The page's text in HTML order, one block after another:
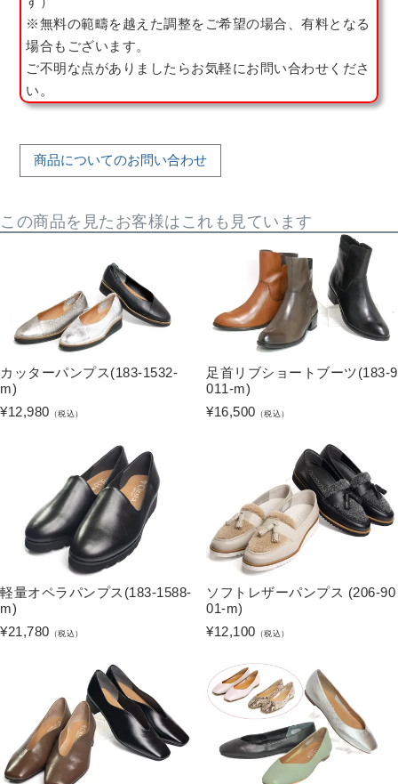
※無料の範疇を越えた調整をご希望の場合、有料となる
場合もございます。
ご不明な点がありましたらお気軽にお問い合わせくださ
い。
商品についてのお問い合わせ
この商品を見たお客様はこれも見ています
カッターパンプス(183-1532-
m)
¥12,980 （税込）
足首リブショートブーツ(183-9
011-m)
¥16,500 （税込）
軽量オペラパンプス(183-1588-
m)
¥21,780 （税込）
ソフトレザーパンプス (206-90
01-m)
¥12,100 （税込）